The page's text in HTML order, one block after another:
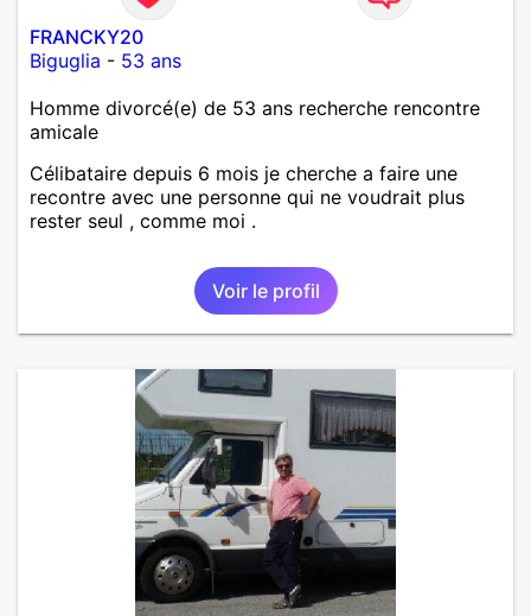
FRANCKY20
Biguglia - 53 ans
Homme divorcé(e) de 53 ans recherche rencontre
amicale
Célibataire depuis 6 mois je cherche a faire une
recontre avec une personne qui ne voudrait plus
rester seul , comme moi .
Voir le profil